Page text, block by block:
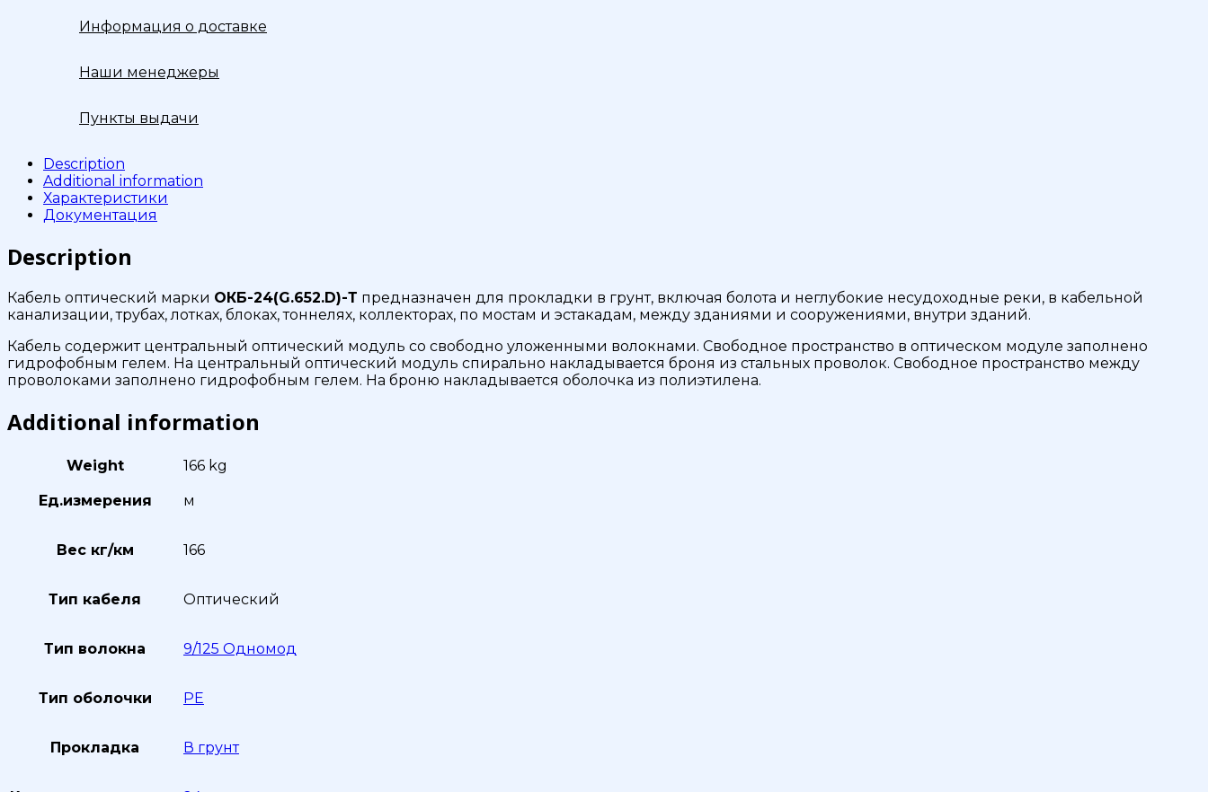
Информация о доставке
Наши менеджеры
Пункты выдачи
Description
Additional information
Характеристики
Документация
Description
Кабель оптический марки ОКБ-24(G.652.D)-Т предназначен для прокладки в грунт, включая болота и неглубокие несудоходные реки, в кабельной
канализации, трубах, лотках, блоках, тоннелях, коллекторах, по мостам и эстакадам, между зданиями и сооружениями, внутри зданий.
Кабель содержит центральный оптический модуль со свободно уложенными волокнами. Свободное пространство в оптическом модуле заполнено
гидрофобным гелем. На центральный оптический модуль спирально накладывается броня из стальных проволок. Свободное пространство между
проволоками заполнено гидрофобным гелем. На броню накладывается оболочка из полиэтилена.
Additional information
Weight 166 kg
Ед.измерения м
Вес кг/км 166
Тип кабеля Оптический
Тип волокна 9/125 Одномод
Тип оболочки PE
Прокладка В грунт